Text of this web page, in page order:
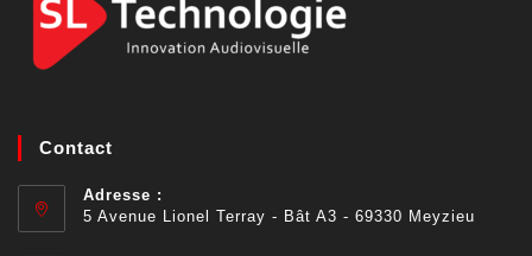
Contact
Adresse :
5 Avenue Lionel Terray - Bât A3 - 69330 Meyzieu